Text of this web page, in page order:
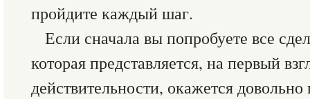
пройдите каждый шаг.
Если сначала вы попробуете все
которая представляется, на первый
действительности, окажется довольно